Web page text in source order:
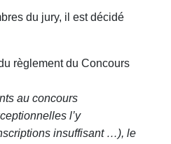
du jury, il est décidé
règlement du Concours
au concours
l’y
insuffisant …), le